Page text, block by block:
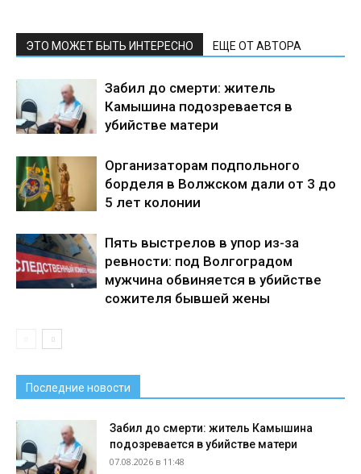
ЭТО МОЖЕТ БЫТЬ ИНТЕРЕСНО ЕЩЕ ОТ АВТОРА
Забил до смерти: житель
Камышина подозревается в
убийстве матери
Организаторам подпольного
борделя в Волжском дали от 3 до
5 лет колонии
Пять выстрелов в упор из-за
ревности: под Волгоградом
мужчина обвиняется в убийстве
сожителя бывшей жены
Последние новости
Забил до смерти: житель Камышина
подозревается в убийстве матери
07.08.2026 в 11:48